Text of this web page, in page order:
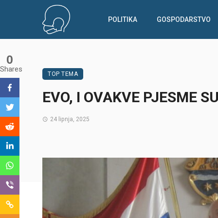
POLITIKA GOSPODARSTVO
TOP TEMA
EVO, I OVAKVE PJESME
24 lipnja, 2025
0
Shares